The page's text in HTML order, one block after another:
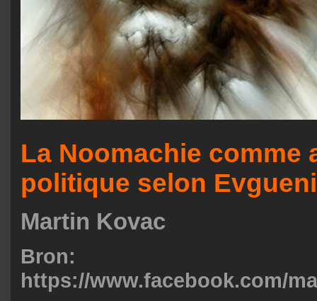
La Noomachie comme
politique selon
Martin Kovac
Bron:
https://www.facebook.com/